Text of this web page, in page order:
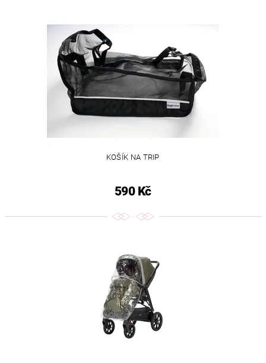
KOŠÍK NA TRIP
590 Kč